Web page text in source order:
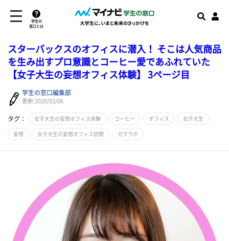
学生の
窓口とは
スターバックスのオフィスに潜入！ そこは人気商品
を生み出すプロ意識とコーヒー愛であふれていた
【女子大生の妄想オフィス体験】 3ページ目
学生の窓口編集部
更新:2020/03/06
タグ： 女子大生の妄想オフィス体験 コーヒー オフィス 女子大生
妄想 女子大生の妄想オフィス訪問 ガクラボ